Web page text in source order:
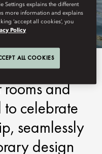
rooms and
to celebrate
seamlessly
design
Settings explains the different
more information and explains
‘accept all cookies’, you
Policy
ALL COOKIES